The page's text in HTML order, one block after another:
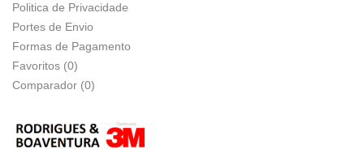
Politica de Privacidade
Portes de Envio
Formas de Pagamento
Favoritos (0)
Comparador (0)